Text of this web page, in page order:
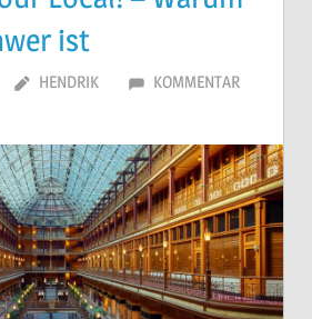
ist
HENDRIK
KOMMENTAR